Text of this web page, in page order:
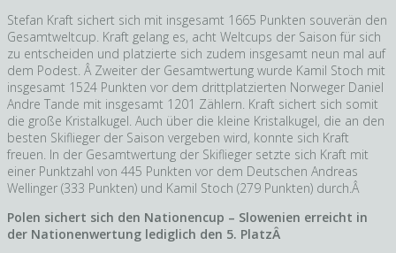
Stefan Kraft sichert sich mit insgesamt 1665 Punkten souverän den
Gesamtweltcup. Kraft gelang es, acht Weltcups der Saison für sich
zu entscheiden und platzierte sich zudem insgesamt neun mal auf
dem Podest. Â Zweiter der Gesamtwertung wurde Kamil Stoch mit
insgesamt 1524 Punkten vor dem drittplatzierten Norweger Daniel
Andre Tande mit insgesamt 1201 Zählern. Kraft sichert sich somit
die große Kristalkugel. Auch über die kleine Kristalkugel, die an den
besten Skiflieger der Saison vergeben wird, konnte sich Kraft
freuen. In der Gesamtwertung der Skiflieger setzte sich Kraft mit
einer Punktzahl von 445 Punkten vor dem Deutschen Andreas
Wellinger (333 Punkten) und Kamil Stoch (279 Punkten) durch.Â
Polen sichert sich den Nationencup – Slowenien erreicht in
der Nationenwertung lediglich den 5. PlatzÂ